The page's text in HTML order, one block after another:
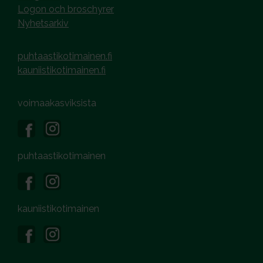
Logon och broschyrer
Nyhetsarkiv
puhtaastikotimainen.fi
kauniistikotimainen.fi
voimaakasviksista
puhtaastikotimainen
kauniistikotimainen